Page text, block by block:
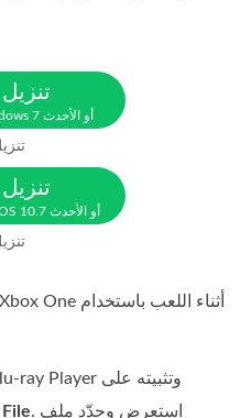
لنظام Windows 7 أو الأحدث
لنظام macOS 10.7 أو الأحدث
. استعرض وحدّد ملف